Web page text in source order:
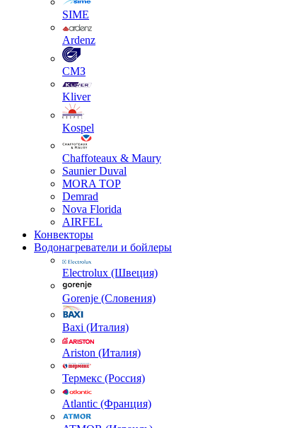
SIME
Ardenz
СМЗ
Kliver
Kospel
Chaffoteaux & Maury
Saunier Duval
MORA TOP
Demrad
Nova Florida
AIRFEL
Конвекторы
Водонагреватели и бойлеры
Electrolux (Швеция)
Gorenje (Словения)
Baxi (Италия)
Ariston (Италия)
Термекс (Россия)
Atlantic (Франция)